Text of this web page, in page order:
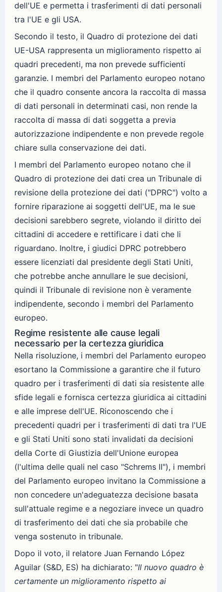
dell'UE e permetta i trasferimenti di dati personali
tra l'UE e gli USA.
Secondo il testo, il Quadro di protezione dei dati
UE-USA rappresenta un miglioramento rispetto ai
quadri precedenti, ma non prevede sufficienti
garanzie. I membri del Parlamento europeo notano
che il quadro consente ancora la raccolta di massa
di dati personali in determinati casi, non rende la
raccolta di massa di dati soggetta a previa
autorizzazione indipendente e non prevede regole
chiare sulla conservazione dei dati.
I membri del Parlamento europeo notano che il
Quadro di protezione dei dati crea un Tribunale di
revisione della protezione dei dati ("DPRC") volto a
fornire riparazione ai soggetti dell'UE, ma le sue
decisioni sarebbero segrete, violando il diritto dei
cittadini di accedere e rettificare i dati che li
riguardano. Inoltre, i giudici DPRC potrebbero
essere licenziati dal presidente degli Stati Uniti,
che potrebbe anche annullare le sue decisioni,
quindi il Tribunale di revisione non è veramente
indipendente, secondo i membri del Parlamento
europeo.
Regime resistente alle cause legali
necessario per la certezza giuridica
Nella risoluzione, i membri del Parlamento europeo
esortano la Commissione a garantire che il futuro
quadro per i trasferimenti di dati sia resistente alle
sfide legali e fornisca certezza giuridica ai cittadini
e alle imprese dell'UE. Riconoscendo che i
precedenti quadri per i trasferimenti di dati tra l'UE
e gli Stati Uniti sono stati invalidati da decisioni
della Corte di Giustizia dell'Unione europea
(l'ultima delle quali nel caso "Schrems II"), i membri
del Parlamento europeo invitano la Commissione a
non concedere un'adeguatezza decisione basata
sull'attuale regime e a negoziare invece un quadro
di trasferimento dei dati che sia probabile che
venga sostenuto in tribunale.
Dopo il voto, il relatore Juan Fernando López
Aguilar (S&D, ES) ha dichiarato: "Il nuovo quadro è
certamente un miglioramento rispetto ai